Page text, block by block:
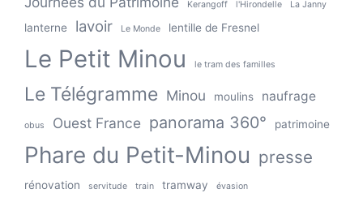
Kerangoff l'Hirondelle La Janny
lanterne lavoir Le Monde lentille de Fresnel
Le Petit Minou le tram des familles
Le Télégramme Minou moulins naufrage
obus Ouest France panorama 360° patrimoine
Phare du Petit-Minou presse
rénovation servitude train tramway évasion